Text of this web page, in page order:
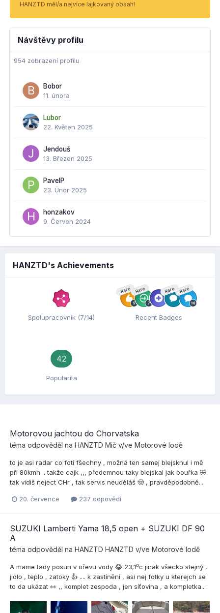
HANZTD měl/a nejvíce lajkovaný obsah!
Návštěvy profilu
954 zobrazení profilu
Bobor
11. února
Lubor
22. Květen 2025
Jendouš
13. Březen 2025
PavelP
23. Únor 2025
honzakov
9. Červen 2024
HANZTD's Achievements
Spolupracovník (7/14)
Rare Rare Rare Rare
Recent Badges
42
Popularita
Motorovou jachtou do Chorvatska
téma odpověděl na HANZTD Mič v/ve Motorové lodě
to je asi radar co fotí fšechny , možná ten samej blejsknul i mě
při 80kmh .. takže cajk ,,, předemnou taky blejskal jak bouřka 🤣
tak vidiš neject CHr , tak servis neuděláš 🤠 , pravděpodobně...
20. července 237 odpovědí
SUZUKI Lamberti Yama 18,5 open + SUZUKI DF 90
A
téma odpověděl na HANZTD HANZTD v/ve Motorové lodě
A mame tady posun v ořevu vody 😂 23,1⁰c jinak všecko stejný ,
jidlo , teplo , zatoky 👍 .... k zastínění , asi nej fotky u kterejch se
to da ukázat 👀 ,, komplet zespoda , jen síťovina , a kompletka...